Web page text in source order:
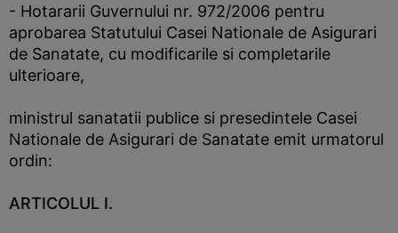
- Hotararii Guvernului nr. 972/2006 pentru
aprobarea Statutului Casei Nationale de Asigurari
de Sanatate, cu modificarile si completarile
ulterioare,
ministrul sanatatii publice si presedintele Casei
Nationale de Asigurari de Sanatate emit urmatorul
ordin:
ARTICOLUL I.